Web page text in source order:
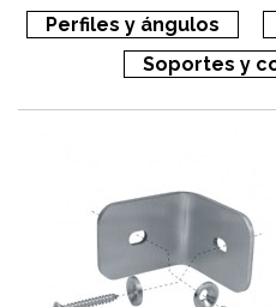
Perfiles y ángulos
Soportes y